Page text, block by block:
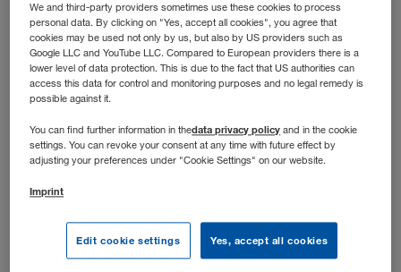
entsprechend zu entwickeln und langfristig ein Profi im
Sales Management zu werden. Wir unterstützen dich
dabei!
We and third-party providers sometimes use these cookies to process
personal data. By clicking on "Yes, accept all cookies", you agree that
cookies may be used not only by us, but also by US providers such as
Google LLC and YouTube LLC. Compared to European providers there is a
lower level of data protection. This is due to the fact that US authorities can
access this data for control and monitoring purposes and no legal remedy is
possible against it.
You can find further information in thedata privacy policy and in the cookie
settings. You can revoke your consent at any time with future effect by
adjusting your preferences under "Cookie Settings" on our website.
Imprint
Edit cookie settings Yes, accept all cookies